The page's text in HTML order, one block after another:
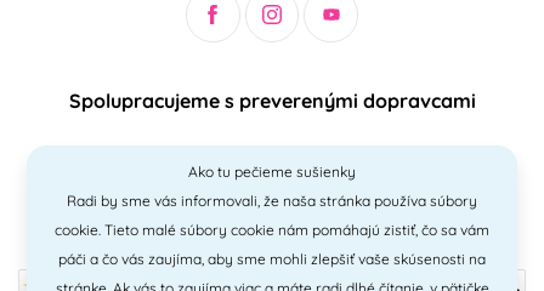
Spolupracujeme s preverenými dopravcami
Bezpečný a jednoduchý spôsob platieb
Ako tu pečieme sušienky
Radi by sme vás informovali, že naša stránka používa súbory
cookie. Tieto malé súbory cookie nám pomáhajú zistiť, čo sa vám
páči a čo vás zaujíma, aby sme mohli zlepšiť vaše skúsenosti na